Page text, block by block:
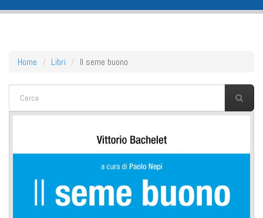
Home Libri Il seme buono
FORM DI RICERCA